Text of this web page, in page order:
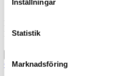
Inställningar
Statistik
Marknadsföring
Din e-postadress
Lösenord
Glömt ditt lösenord?